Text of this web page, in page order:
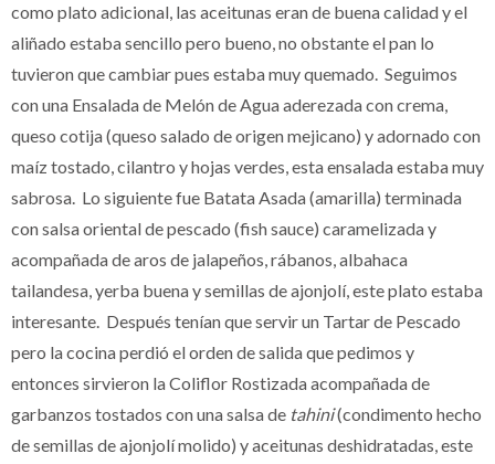
como plato adicional, las aceitunas eran de buena calidad y el
aliñado estaba sencillo pero bueno, no obstante el pan lo
tuvieron que cambiar pues estaba muy quemado. Seguimos
con una Ensalada de Melón de Agua aderezada con crema,
queso cotija (queso salado de origen mejicano) y adornado con
maíz tostado, cilantro y hojas verdes, esta ensalada estaba muy
sabrosa. Lo siguiente fue Batata Asada (amarilla) terminada
con salsa oriental de pescado (fish sauce) caramelizada y
acompañada de aros de jalapeños, rábanos, albahaca
tailandesa, yerba buena y semillas de ajonjolí, este plato estaba
interesante. Después tenían que servir un Tartar de Pescado
pero la cocina perdió el orden de salida que pedimos y
entonces sirvieron la Coliflor Rostizada acompañada de
garbanzos tostados con una salsa de tahini(condimento hecho
de semillas de ajonjolí molido) y aceitunas deshidratadas, este